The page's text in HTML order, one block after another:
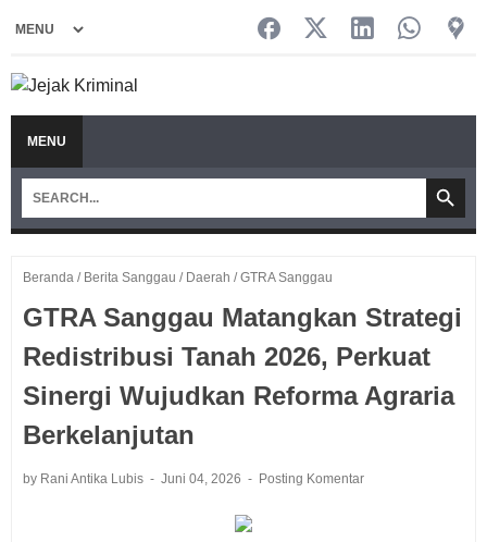
MENU
Beranda / Berita Sanggau / Daerah /GTRA Sanggau
GTRA Sanggau Matangkan Strategi
Redistribusi Tanah 2026, Perkuat
Sinergi Wujudkan Reforma Agraria
Berkelanjutan
by Rani Antika Lubis Juni 04, 2026 Posting Komentar